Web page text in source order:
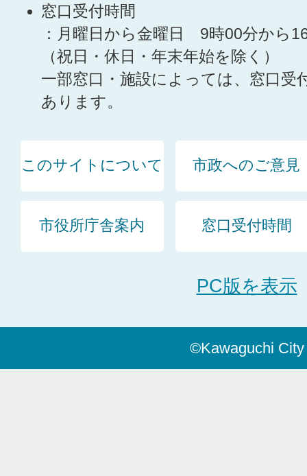
窓口受付時間
：月曜日から金曜日 9時00分から
（祝日・休日・年末年始を除く）
一部窓口・施設によっては、窓口受
あります。
このサイトについて 市政へのご意見
市役所庁舎案内 窓口受付時間
PC版を表示
©Kawaguchi City